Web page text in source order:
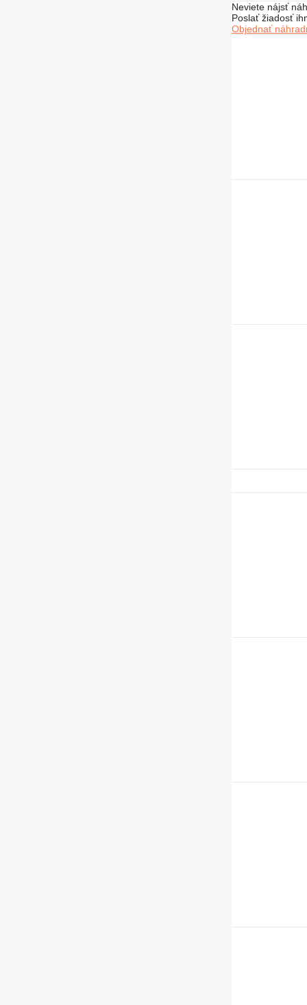
Neviete nájsť
Poslať žiadosť
Objednať